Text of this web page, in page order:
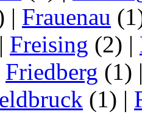
| Frauenau
| Freising (2) |
Friedberg (1)
(1) |